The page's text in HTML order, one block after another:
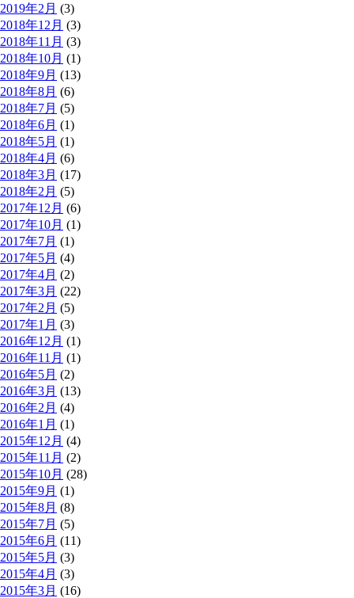
2019年2月 (3)
2018年12月 (3)
2018年11月 (3)
2018年10月 (1)
2018年9月 (13)
2018年8月 (6)
2018年7月 (5)
2018年6月 (1)
2018年5月 (1)
2018年4月 (6)
2018年3月 (17)
2018年2月 (5)
2017年12月 (6)
2017年10月 (1)
2017年7月 (1)
2017年5月 (4)
2017年4月 (2)
2017年3月 (22)
2017年2月 (5)
2017年1月 (3)
2016年12月 (1)
2016年11月 (1)
2016年5月 (2)
2016年3月 (13)
2016年2月 (4)
2016年1月 (1)
2015年12月 (4)
2015年11月 (2)
2015年10月 (28)
2015年9月 (1)
2015年8月 (8)
2015年7月 (5)
2015年6月 (11)
2015年5月 (3)
2015年4月 (3)
2015年3月 (16)